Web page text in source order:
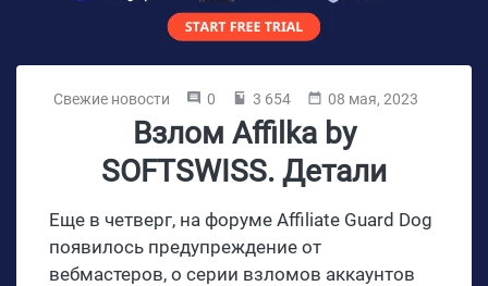
Свежие новости 0 3 654 08 мая, 2023
Взлом Affilka by
SOFTSWISS. Детали
Еще в четверг, на форуме Affiliate Guard Dog
появилось предупреждение от
вебмастеров, о серии взломов аккаунтов